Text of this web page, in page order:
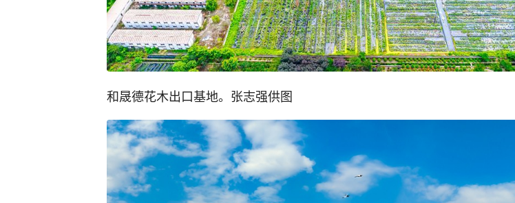
和晟德花木出口基地。张志强供图